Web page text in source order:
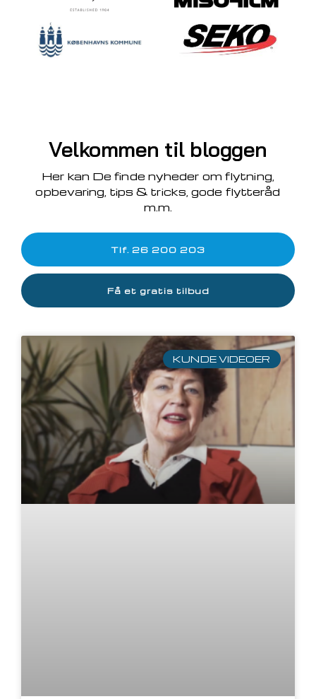
Velkommen til bloggen
Her kan De finde nyheder om flytning,
opbevaring, tips & tricks, gode flytteråd
m.m.
Tlf. 26 200 203
Få et gratis tilbud
KUNDE VIDEOER